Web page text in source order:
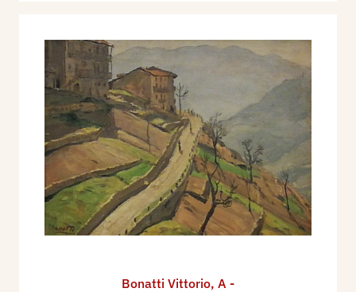
Bonatti Vittorio, A -